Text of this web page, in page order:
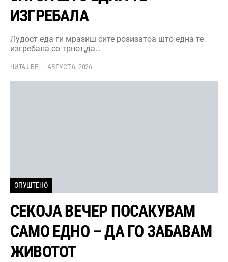
ИЗГРЕБАЛА
Лудост еда ги мразиш сите розизатоа што една те
изгребала со трнот,да…
ЧИТАЈ БЕ АВГУСТ 6, 2026
ОПУШТЕНО
СЕКОЈА ВЕЧЕР ПОСАКУВАМ
САМО ЕДНО – ДА ГО ЗАБАВАМ
ЖИВОТОТ